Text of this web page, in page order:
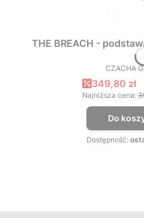
THE BREACH -
CZACHA
Cena
349,80 zł
Najniższa cena:
Do
Dostępność: